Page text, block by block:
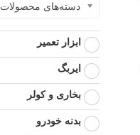
دسته‌های محصولات
ابزار تعمیر
ایربگ
بخاری و کولر
بدنه خودرو